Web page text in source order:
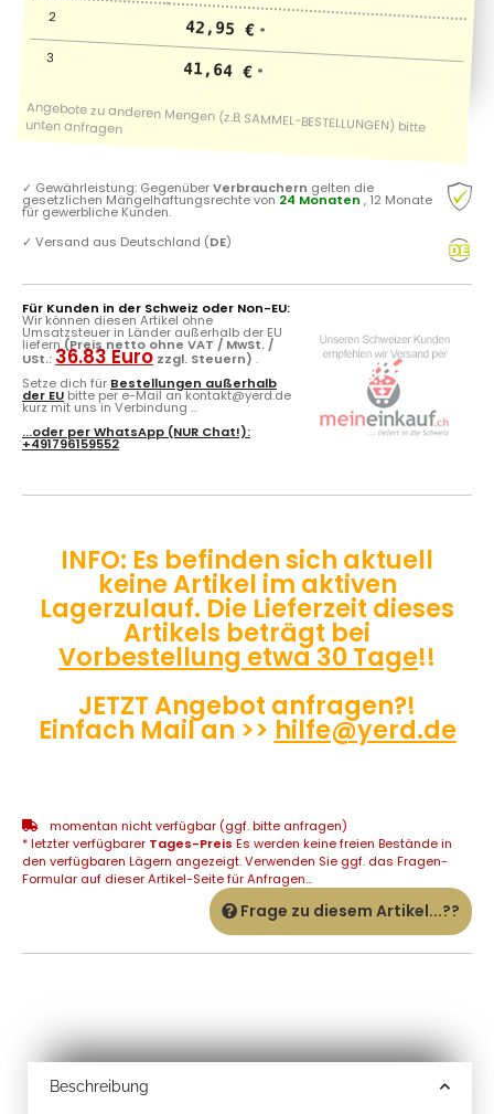
2
42,95 € *
3
41,64 € *
✓ Gewährleistung: GegenüberVerbrauchern gelten die
gesetzlichen Mängelhaftungsrechte von 24 Monaten , 12 Monate
für gewerbliche Kunden.
✓ Versand aus Deutschland (DE)
Für Kunden in der Schweiz oder Non-EU:
Wir können diesen Artikel ohne
Umsatzsteuer in Länder außerhalb der EU
liefern(Preis netto ohne VAT / MwSt. /
USt.: 36.83 Euro zzgl. Steuern) .
Setze dich für Bestellungen außerhalb
der EU bitte per e-Mail an kontakt@yerd.de
kurz mit uns in Verbindung ...
...oder perWhatsApp (NUR Chat!):
+491796159552
INFO: Es befinden sich aktuell
keine Artikel im aktiven
Lagerzulauf. Die Lieferzeit dieses
Artikels beträgt bei
Vorbestellung etwa 30 Tage!!
JETZT Angebot anfragen?!
Einfach Mail an >> hilfe@yerd.de
momentan nicht verfügbar (ggf. bitte anfragen)
* letzter verfügbarer Tages-Preis Es werden keine freien Bestände in
den verfügbaren Lägern angezeigt. Verwenden Sie ggf. das Fragen-
Formular auf dieser Artikel-Seite für Anfragen...
Frage zu diesem Artikel...??
Beschreibung